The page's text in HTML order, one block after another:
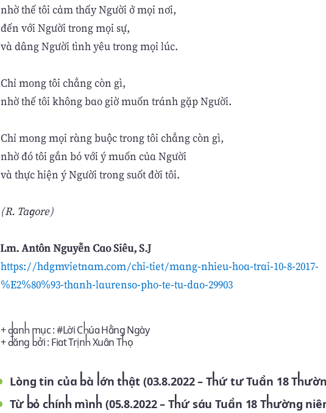
nhờ thế tôi cảm thấy Người ở mọi nơi,
đến với Người trong mọi sự,
và dâng Người tình yêu trong mọi lúc.
Chỉ mong tôi chẳng còn gì,
nhờ thế tôi không bao giờ muốn tránh gặp Người.
Chỉ mong mọi ràng buộc trong tôi chẳng còn gì,
nhờ đó tôi gắn bó với ý muốn của Người
và thực hiện ý Người trong suốt đời tôi.
(R. Tagore)
Lm. Antôn Nguyễn Cao Siêu, S.J
https://hdgmvietnam.com/chi-tiet/mang-nhieu-hoa-trai-10-8-2017-
%E2%80%93-thanh-laurenso-pho-te-tu-dao-29903
+ danh mục : #Lời Chúa Hằng Ngày
+ đăng bởi : Fiat Trịnh Xuân Thọ
Lòng tin của bà lớn thật (03.8.2022 – Thứ tư Tuần 18
Từ bỏ chính mình (05.8.2022 – Thứ sáu Tuần 18 Thường